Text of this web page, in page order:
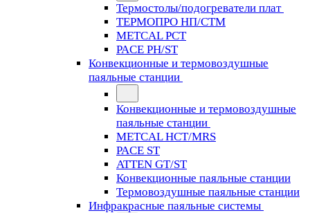
Термостолы/подогреватели плат
ТЕРМОПРО НП/СТМ
METCAL PCT
PACE PH/ST
Конвекционные и термовоздушные
паяльные станции
Конвекционные и термовоздушные
паяльные станции
METCAL HCT/MRS
PACE ST
ATTEN GT/ST
Конвекционные паяльные станции
Термовоздушные паяльные станции
Инфракрасные паяльные системы